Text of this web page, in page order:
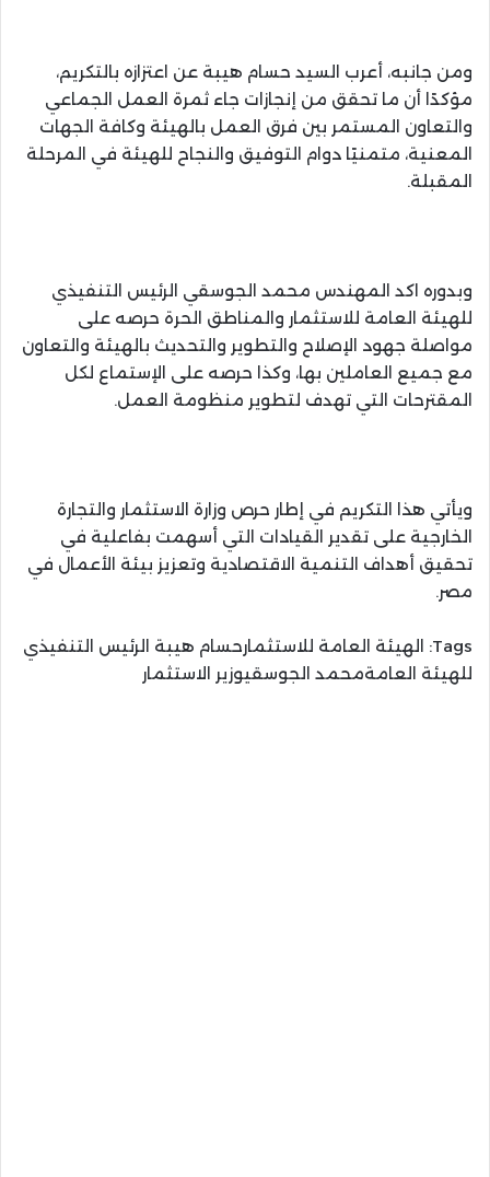
ومن جانبه، أعرب السيد حسام هيبة عن اعتزازه بالتكريم،
مؤكدًا أن ما تحقق من إنجازات جاء ثمرة العمل الجماعي
والتعاون المستمر بين فرق العمل بالهيئة وكافة الجهات
المعنية، متمنيًا دوام التوفيق والنجاح للهيئة في المرحلة
المقبلة.
وبدوره اكد المهندس محمد الجوسقي الرئيس التنفيذي
للهيئة العامة للاستثمار والمناطق الحرة حرصه على
مواصلة جهود الإصلاح والتطوير والتحديث بالهيئة والتعاون
مع جميع العاملين بها، وكذا حرصه على الإستماع لكل
المقترحات التي تهدف لتطوير منظومة العمل.
ويأتي هذا التكريم في إطار حرص وزارة الاستثمار والتجارة
الخارجية على تقدير القيادات التي أسهمت بفاعلية في
تحقيق أهداف التنمية الاقتصادية وتعزيز بيئة الأعمال في
مصر.
Tags: الهيئة العامة للاستثمارحسام هيبة الرئيس التنفيذي
للهيئة العامةمحمد الجوسقيوزير الاستثمار